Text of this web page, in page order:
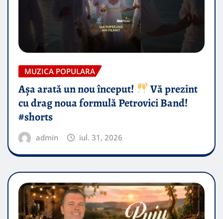
MUZICA POPULARA
Așa arată un nou început!
Vă prezint
cu drag noua formulă Petrovici Band!
#shorts
admin iul. 31, 2026